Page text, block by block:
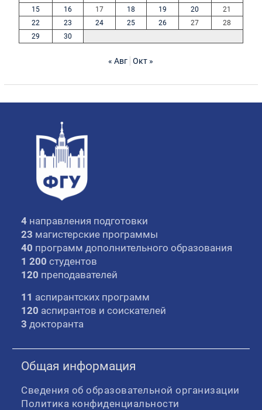
15
16 17 18 19 20
21
22
23 24 25 26 27
28
29
30
« Авг Окт »
4 направления подготовки
23 магистерские программы
40 программ дополнительного образования
1 200 студентов
120 преподавателей
11 аспирантских программ
120 аспирантов и соискателей
3 докторанта
Общая информация
Сведения об образовательной организации
Политика конфиденциальности